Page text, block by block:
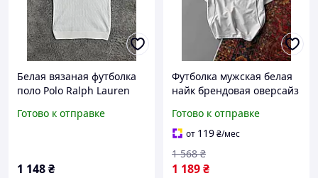
Белая вязаная футболка
поло Polo Ralph Lauren
брендовое поло Поло
Готово к отправке
1 148₴
Футболка мужская белая
найк брендовая оверсайз
Футболка чоловіча біла
найк брендова оверсайз
базова Nike knt
Готово к отправке
от 119₴/мес
1 189₴
1 568 ₴